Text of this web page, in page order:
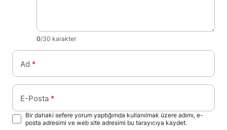
0/30 karakter
Ad *
E-Posta *
Bir dahaki sefere yorum yaptığımda kullanılmak üzere adımı, e-
posta adresimi ve web site adresimi bu tarayıcıya kaydet.